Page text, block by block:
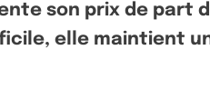
son prix de
elle maintient